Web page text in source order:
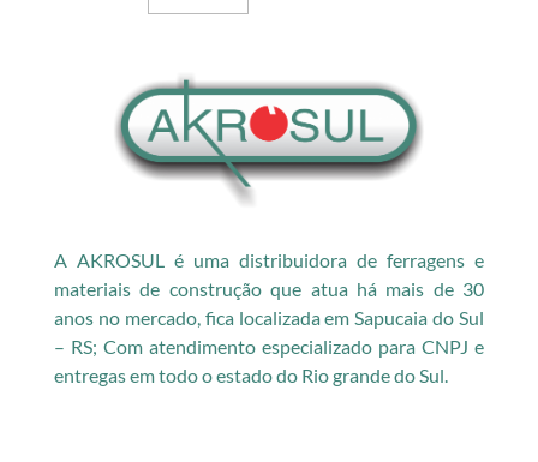
A AKROSUL é uma distribuidora de ferragens e
materiais de construção que atua há mais de 30
anos no mercado, fica localizada em Sapucaia do Sul
– RS; Com atendimento especializado para CNPJ e
entregas em todo o estado do Rio grande do Sul.